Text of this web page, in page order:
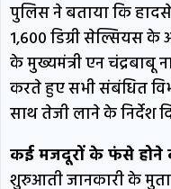
पुलिस ने बताया कि
1,600 डिग्री सेल्सियस के
के मुख्यमंत्री एन चंद्रबाबू
करते हुए सभी संबंधित
साथ तेजी लाने के निर्देश
कई मजदूरों के फंसे
शुरुआती जानकारी के